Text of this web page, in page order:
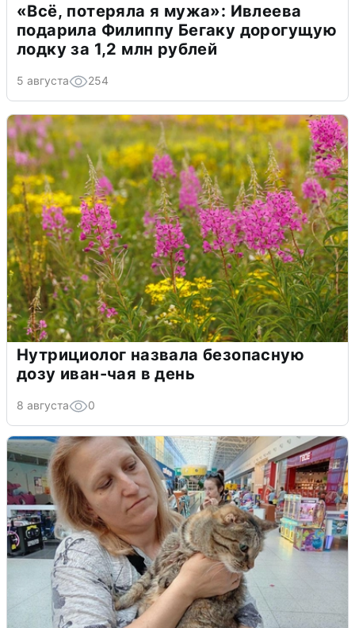
«Всё, потеряла я мужа»: Ивлеева
подарила Филиппу Бегаку дорогущую
лодку за 1,2 млн рублей
5 августа 254
Нутрициолог назвала безопасную
дозу иван-чая в день
8 августа 0